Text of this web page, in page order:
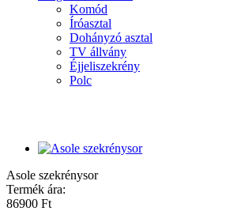
Komód
Íróasztal
Dohányzó asztal
TV állvány
Éjjeliszekrény
Polc
Asole szekrénysor
Termék ára:
86900 Ft